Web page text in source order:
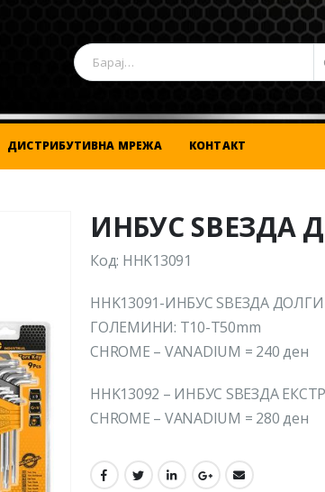
ДИСТРИБУТИВНА МРЕЖА КОНТАКТ
ИНБУС ЅВЕЗДА
Код: HHK13091
HHK13091-ИНБУС ЅВЕЗДА
ГОЛЕМИНИ: T10-T50mm
CHROME – VANADIUM = 240 ден
HHK13092 – ИНБУС ЅВЕЗДА
CHROME – VANADIUM = 280 ден